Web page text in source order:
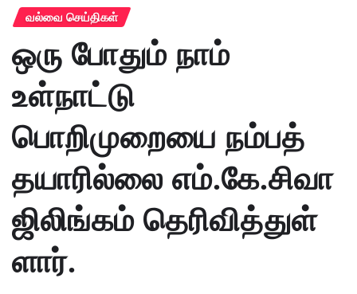
வல்வை செய்திகள்
ஒரு போதும் நாம்
உள்நாட்டு
பொறிமுறையை நம்பத்
தயாரில்லை எம்.கே.சிவா
ஜிலிங்கம் தெரிவித்துள்
ளார்.